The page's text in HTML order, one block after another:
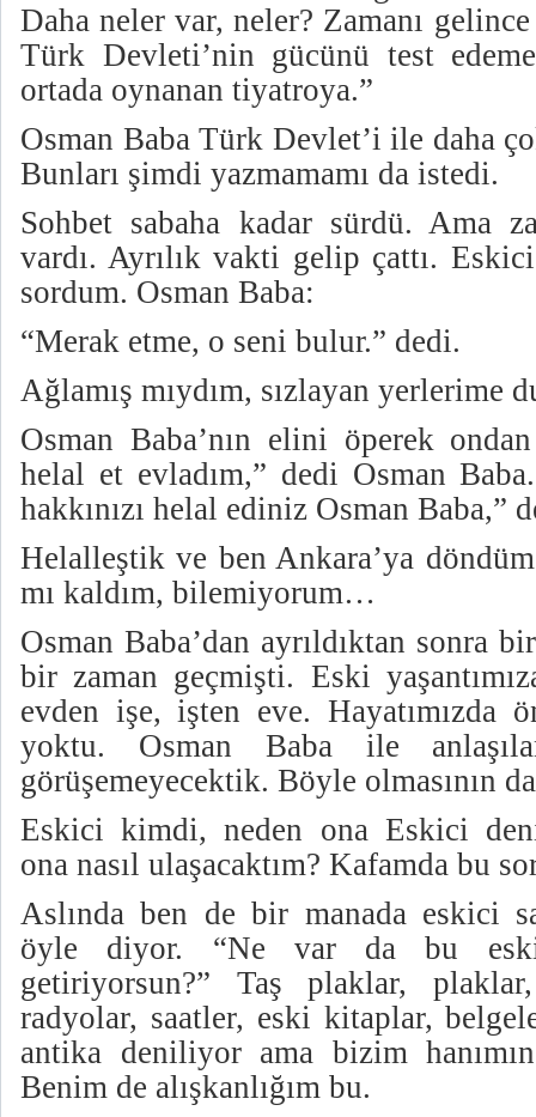
Daha neler var, neler? Zamanı
Türk Devleti’nin gücünü test
ortada oynanan tiyatroya.”
Osman Baba Türk Devlet’i ile daha
Bunları şimdi yazmamamı da istedi.
Sohbet sabaha kadar sürdü. Ama
vardı. Ayrılık vakti gelip çattı.
sordum. Osman Baba:
“Merak etme, o seni bulur.” dedi.
Ağlamış mıydım, sızlayan yerlerime
Osman Baba’nın elini öperek ondan
helal et evladım,” dedi Osman
hakkınızı helal ediniz Osman Baba,”
Helalleştik ve ben Ankara’ya
mı kaldım, bilemiyorum…
Osman Baba’dan ayrıldıktan sonra
bir zaman geçmişti. Eski
evden işe, işten eve. Hayatımızda
yoktu. Osman Baba ile
görüşemeyecektik. Böyle olmasının
Eskici kimdi, neden ona Eskici
ona nasıl ulaşacaktım? Kafamda bu
Aslında ben de bir manada eskici
öyle diyor. “Ne var da bu
getiriyorsun?” Taş plaklar,
radyolar, saatler, eski kitaplar,
antika deniliyor ama bizim
Benim de alışkanlığım bu.